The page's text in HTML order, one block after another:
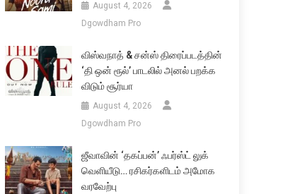
August 4, 2026
Dgowdham Pro
விஸ்வநாத் & சன்ஸ் திரைப்படத்தின்
‘தி ஒன் ரூல்’ பாடலில் அனல் பறக்க
விடும் சூர்யா
August 4, 2026
Dgowdham Pro
ஜீவாவின் ‘தகப்பன்’ ஃபர்ஸ்ட் லுக்
வெளியீடு… ரசிகர்களிடம் அமோக
வரவேற்பு